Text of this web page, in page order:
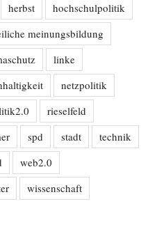
herbst
hochschulpolitik
meinungsbildung
linke
netzpolitik
rieselfeld
spd stadt
technik
web2.0
wissenschaft